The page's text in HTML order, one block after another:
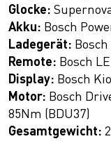
Glocke:
Akku: Bosch
Ladegerät: Bosch
Remote: Bosch
Display: Bosch
Motor: Bosch
85Nm (BDU37)
Gesamtgewicht: